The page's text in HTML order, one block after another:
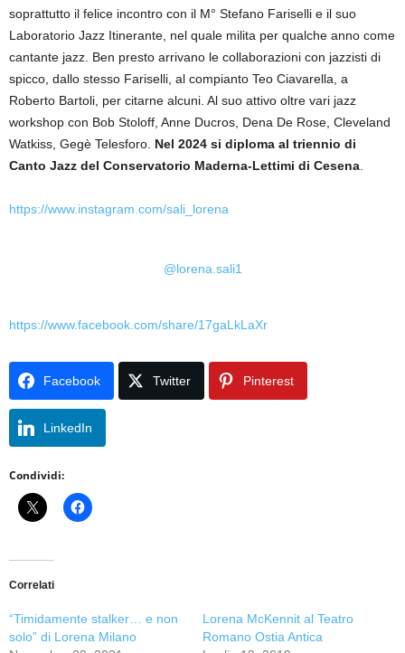
soprattutto il felice incontro con il M° Stefano Fariselli e il suo
Laboratorio Jazz Itinerante, nel quale milita per qualche anno come
cantante jazz. Ben presto arrivano le collaborazioni con jazzisti di
spicco, dallo stesso Fariselli, al compianto Teo Ciavarella, a
Roberto Bartoli, per citarne alcuni. Al suo attivo oltre vari jazz
workshop con Bob Stoloff, Anne Ducros, Dena De Rose, Cleveland
Watkiss, Gegè Telesforo. Nel 2024 si diploma al triennio di
Canto Jazz del Conservatorio Maderna-Lettimi di Cesena
https://www.instagram.com/sali_lorena
@lorena.sali1
https://www.facebook.com/share/17gaLkLaXr
Facebook Twitter Pinterest
LinkedIn
Condividi:
Correlati
“Timidamente stalker… e non
solo” di Lorena Milano
Lorena McKennit al Teatro
Romano Ostia Antica